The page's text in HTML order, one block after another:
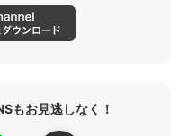
もお見逃しなく！